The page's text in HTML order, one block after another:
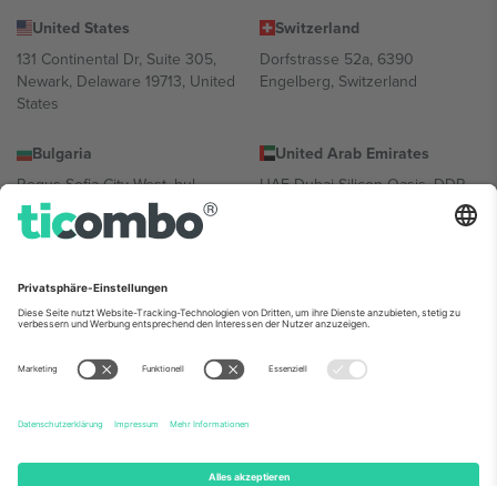
United States
131 Continental Dr, Suite 305,
Newark, Delaware 19713, United
States
Switzerland
Dorfstrasse 52a, 6390
Engelberg, Switzerland
Bulgaria
Regus Sofia City West, bul
Totleben 53-55, 1606 Sofia,
Bulgaria
United Arab Emirates
UAE Dubai Silicon Oasis, DDP
Building A1, Office 302, Dubai,
Mexico
Av Chapultepec 360, Roma
Norte, Cuauhtémoc, 06700
Ciudad de México, CDMX,
Mexico
Die juristische Person des Plattformanbieters kann je nach
Informationen finden Sie auf der jeweiligen Veranstaltungsseite, im